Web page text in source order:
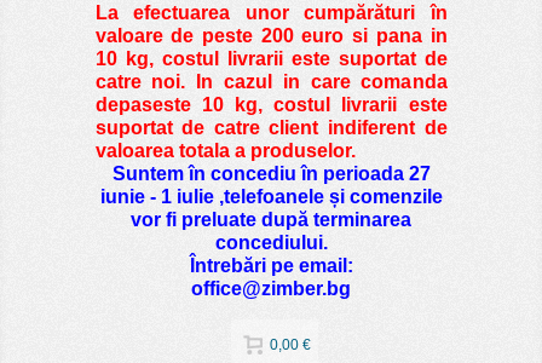
La efectuarea unor cumpărături în
valoare de peste200 euro si pana in
10 kg, costul livrarii este suportat de
catre noi. In cazul in care comanda
depaseste 10 kg, costul livrarii este
suportat de catre client indiferent de
valoarea totala a produselor.
Suntem în concediu în perioada 27
iunie - 1 iulie ,telefoanele și comenzile
vor fi preluate după terminarea
concediului.
Întrebări pe email:
office@zimber.bg
0,00 €